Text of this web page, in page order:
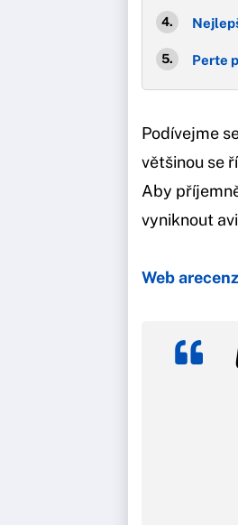
Perte
Podívejme
většinou se
Aby
vyniknout
Web